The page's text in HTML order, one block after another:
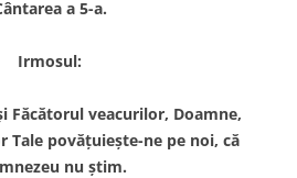
a 5-a.
Irmosul:
Făcătorul veacurilor, Doamne,
povăţuieşte-ne pe noi, că
nu ştim.